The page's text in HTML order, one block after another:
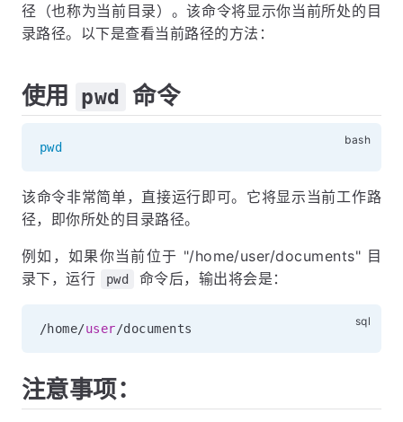
径（也称为当前目录）。该命令将显示你当前所处的目
录路径。以下是查看当前路径的方法：
使用 pwd 命令
pwd
该命令非常简单，直接运行即可。它将显示当前工作路
径，即你所处的目录路径。
例如，如果你当前位于 "/home/user/documents" 目
录下，运行
pwd 命令后，输出将会是：
/home/user/
注意事项：